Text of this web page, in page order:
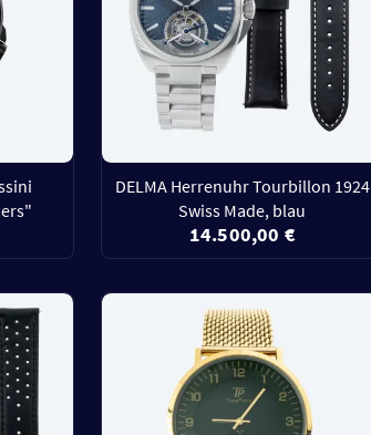
DELMA Herrenuhr Tourbillon 1924
Swiss Made, blau
14.500,00 €